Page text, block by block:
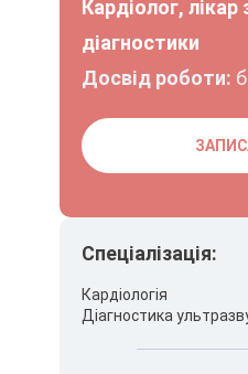
Кардіолог, лікар
діагностики
Досвід роботи:
Спеціалізація:
Кардіологія
Діагностика